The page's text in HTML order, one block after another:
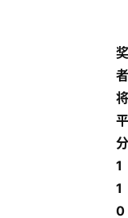
奖
者
将
平
分
1
1
0